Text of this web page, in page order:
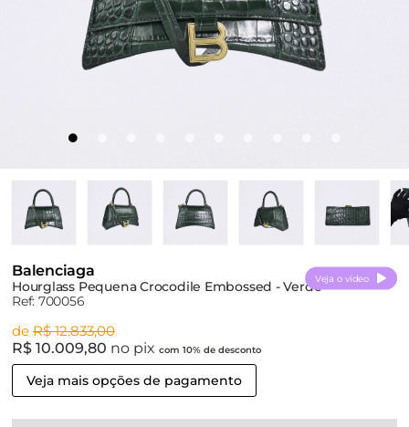
Balenciaga
Hourglass Pequena Crocodile Embossed - Verde
Ref: 700056
Veja o vídeo
de R$ 12.833,00
R$ 10.009,80 no pix com 10% de desconto
Veja mais opções de pagamento